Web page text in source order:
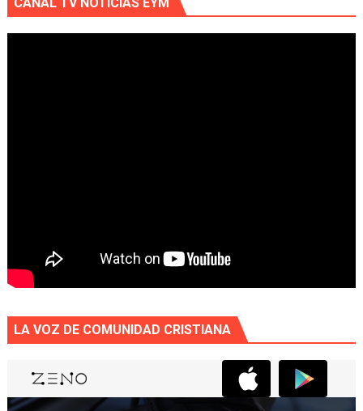
LA VOZ DE COMUNIDAD CRISTIANA